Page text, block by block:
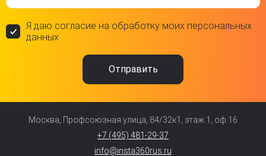
Я даю согласие на обработку моих персональных
данных
Москва, Профсоюзная улица, 84/32к1, этаж 1, оф.16
+7 (495) 481-29-37
info@insta360rus.ru